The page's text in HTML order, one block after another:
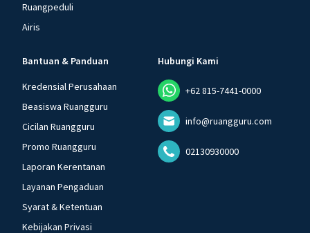
Ruangpeduli
Airis
Bantuan & Panduan
Kredensial Perusahaan
Beasiswa Ruangguru
Cicilan Ruangguru
Promo Ruangguru
Laporan Kerentanan
Layanan Pengaduan
Syarat & Ketentuan
Kebijakan Privasi
Hubungi Kami
+62 815-7441-0000
info@ruangguru.com
02130930000